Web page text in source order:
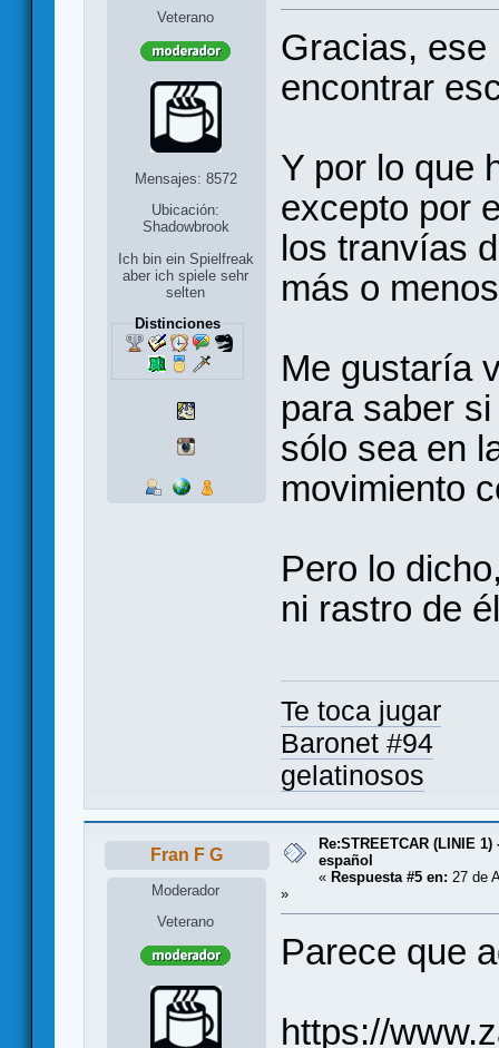
Veterano
Mensajes: 8572
Ubicación:
Shadowbrook
Ich bin ein Spielfreak
aber ich spiele sehr
selten
Distinciones
Gracias, ese
encontrar
Y por lo que
excepto por
los tranvías
más o
Me gustaría
para saber
sólo sea en
movimiento
Pero lo
ni rastro de
Te toca jugar
Baronet #94
gelatinosos
Fran F G
Moderador
Veterano
Re:STREETCAR (LINIE
español
« Respuesta #5 en: 27 de
»
Parece que
https://